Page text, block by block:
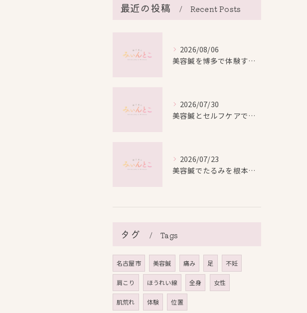
最近の投稿 Recent Posts
2026/08/06
美容鍼を博多で体験する際の効果や安全性と料金比較徹底ガイド
2026/07/30
美容鍼とセルフケアで叶える愛知県名古屋市北区米が瀬町の新しい美しさ
2026/07/23
美容鍼でたるみを根本から改善し自然なリフトアップを叶える方法
タグ Tags
名古屋市 美容鍼 痛み 足 不妊
肩こり ほうれい線 全身 女性
肌荒れ 体験 位置